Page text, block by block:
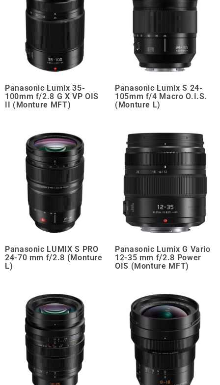
Panasonic Lumix 35-
100mm f/2.8 G X VP OIS
II (Monture MFT)
Panasonic Lumix S 24-
105mm f/4 Macro O.I.S.
(Monture L)
Panasonic LUMIX S PRO
24-70 mm f/2.8 (Monture
L)
Panasonic Lumix G Vario
12-35 mm f/2.8 Power
OIS (Monture MFT)